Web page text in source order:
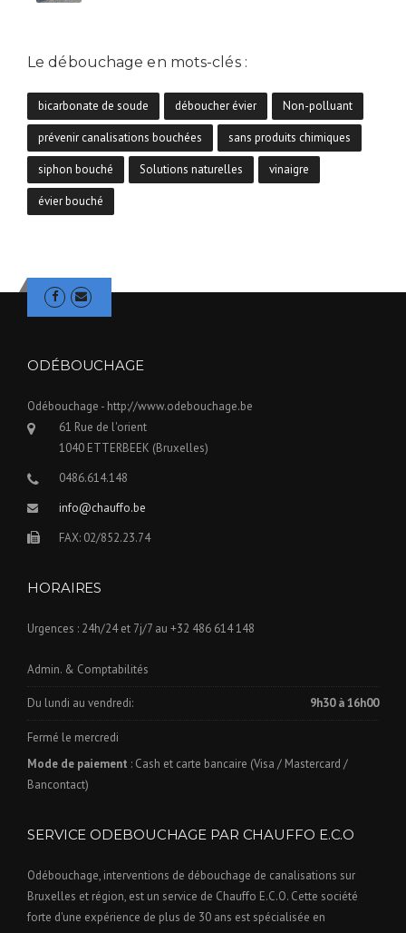
Le débouchage en mots-clés :
bicarbonate de soude déboucher évier Non-polluant
prévenir canalisations bouchées sans produits chimiques
siphon bouché Solutions naturelles vinaigre
évier bouché
ODÉBOUCHAGE
Odébouchage - http://www.odebouchage.be
61 Rue de l'orient
1040 ETTERBEEK (Bruxelles)
0486.614.148
info@chauffo.be
FAX: 02/852.23.74
HORAIRES
Urgences : 24h/24 et 7j/7 au +32 486 614 148
Admin. & Comptabilités
Du lundi au vendredi: 9h30 à 16h00
Fermé le mercredi
Mode de paiement : Cash et carte bancaire (Visa / Mastercard /
Bancontact)
SERVICE ODEBOUCHAGE PAR CHAUFFO E.C.O
Odébouchage, interventions de débouchage de canalisations sur
Bruxelles et région, est un service de Chauffo E.C.O. Cette société
forte d'une expérience de plus de 30 ans est spécialisée en